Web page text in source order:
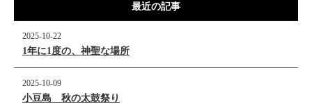
最近の記事
2025-10-22
1年に1度の、神聖な場所
2025-10-09
小豆島 秋の太鼓祭り